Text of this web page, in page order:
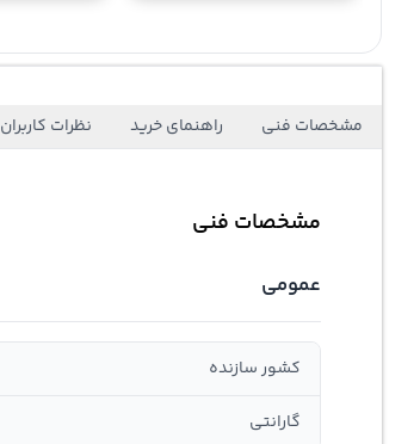
مشخصات فنی راهنمای خرید نظرات کاربران
مشخصات فنی
عمومی
کشور سازنده
گارانتی